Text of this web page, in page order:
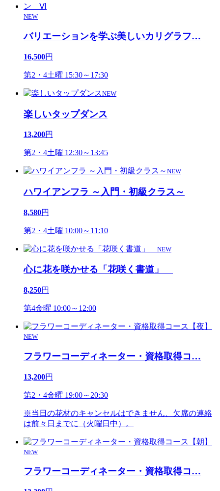
NEW
バリエーションを学ぶ美しいカリグラフ…
16,500円
第2・4土曜 15:30～17:30
NEW
楽しいタップダンス
13,200円
第2・4土曜 12:30～13:45
NEW
ハワイアンフラ ～入門・初級クラス～
8,580円
第2・4土曜 10:00～11:10
NEW
心に花を咲かせる「花咲く書道」
8,250円
第4金曜 10:00～12:00
NEW
フラワーコーディネーター・資格取得コ…
13,200円
第2・4金曜 19:00～20:30
※当日の花材のキャンセルはできません、欠席の連絡
は前々日までに（火曜日中）。
NEW
フラワーコーディネーター・資格取得コ…